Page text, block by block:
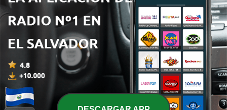
Episodios
De una piedra a la conquista del espacio
26 jul. 2021